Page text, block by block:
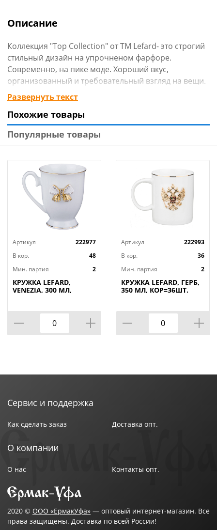
Описание
Коллекция "Top Collection" от TM Lefard- это строгий
стильный дизайн на упрочненом фарфоре.
Современно, на пике моде. Хороший вкус,
организованный и требовательный взгляд на вещи.
Прекрасный подарок в индивидуальной узнаваемой
цветной коробке. Продукция прошла сертификацию
и безопасна для контакта с пищевыми продуктами.
Не рекомендуется ставить в микроволновую печь,
мыть в посудомоечной машине во избежание
Развернуть текст
Похожие товары
Популярные товары
Артикул
222977
В кор.
48
Мин. партия
2
КРУЖКА LEFARD,
VENEZIA, 300 МЛ,
Артикул
222993
В кор.
36
Мин. партия
2
КРУЖКА LEFARD, ГЕРБ,
350 МЛ, КОР=36ШТ.
Сервис и поддержка
Как сделать заказ Доставка опт.
О компании
О нас Контакты опт.
2020 © ООО «ЕрмакУфа» — оптовый интернет-магазин. Все
права защищены. Доставка по всей России!